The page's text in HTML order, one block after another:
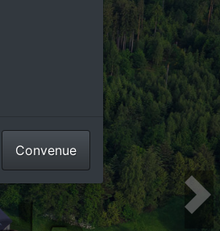
Convenue